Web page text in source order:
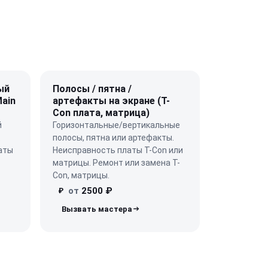
Полосы / пятна /
артефакты на экране (T-
Con плата, матрица)
Горизонтальные/вертикальные
полосы, пятна или артефакты.
Неисправность платы T-Con или
матрицы. Ремонт или замена T-
Con, матрицы.
₽ от 2500 ₽